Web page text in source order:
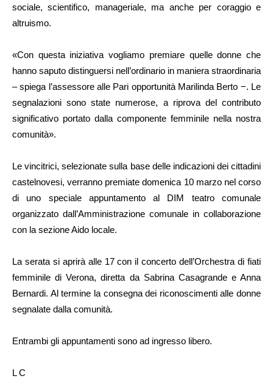
sociale, scientifico, manageriale, ma anche per coraggio e
altruismo.
«Con questa iniziativa vogliamo premiare quelle donne che
hanno saputo distinguersi nell’ordinario in maniera straordinaria
– spiega l’assessore alle Pari opportunità Marilinda Berto −. Le
segnalazioni sono state numerose, a riprova del contributo
significativo portato dalla componente femminile nella nostra
comunità».
Le vincitrici, selezionate sulla base delle indicazioni dei cittadini
castelnovesi, verranno premiate domenica 10 marzo nel corso
di uno speciale appuntamento al DIM teatro comunale
organizzato dall’Amministrazione comunale in collaborazione
con la sezione Aido locale.
La serata si aprirà alle 17 con il concerto dell’Orchestra di fiati
femminile di Verona, diretta da Sabrina Casagrande e Anna
Bernardi. Al termine la consegna dei riconoscimenti alle donne
segnalate dalla comunità.
Entrambi gli appuntamenti sono ad ingresso libero.
L C